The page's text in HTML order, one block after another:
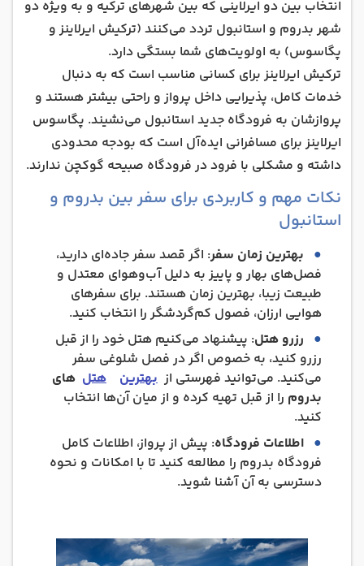
انتخاب بین دو ایرلاینی که بین شهرهای ترکیه و به ویژه دو
شهر بدروم و استانبول تردد می‌کنند (ترکیش ایرلاینز و
پگاسوس) به اولویت‌های شما بستگی دارد.
ترکیش ایرلاینز برای کسانی مناسب است که به دنبال
خدمات کامل، پذیرایی داخل پرواز و راحتی بیشتر هستند و
پروازشان به فرودگاه جدید استانبول می‌نشیند. پگاسوس
ایرلاینز برای مسافرانی ایده‌آل است که بودجه محدودی
داشته و مشکلی با فرود در فرودگاه صبیحه گوکچن ندارند.
نکات مهم و کاربردی برای سفر بین بدروم و
استانبول
بهترین زمان سفر: اگر قصد سفر جاده‌ای دارید،
فصل‌های بهار و پاییز به دلیل آب‌وهوای معتدل و
طبیعت زیبا، بهترین زمان هستند. برای سفرهای
هوایی ارزان، فصول کم‌گردشگر را انتخاب کنید.
رزرو هتل: پیشنهاد می‌کنیم هتل خود را از قبل
رزرو کنید، به خصوص اگر در فصل شلوغی سفر
می‌کنید. می‌توانید فهرستی از بهترین هتل‌ های
بدروم را از قبل تهیه کرده و از میان آن‌ها انتخاب
کنید.
اطلاعات فرودگاه: پیش از پرواز، اطلاعات کامل
فرودگاه بدروم را مطالعه کنید تا با امکانات و نحوه
دسترسی به آن آشنا شوید.